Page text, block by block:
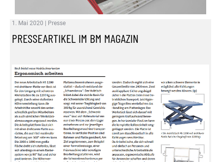
1. Mai 2020 Presse
PRESSEARTIKEL IM BM MAGAZIN